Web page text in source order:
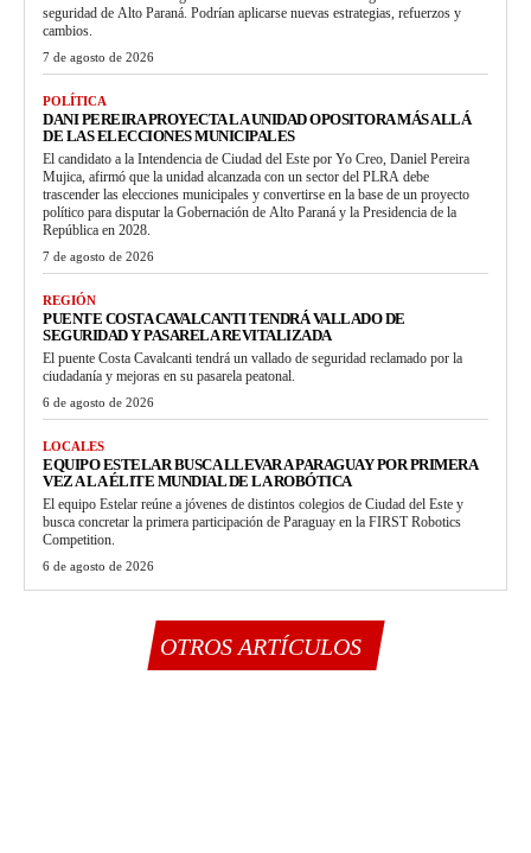
seguridad de Alto Paraná. Podrían aplicarse nuevas estrategias, refuerzos y
cambios.
7 de agosto de 2026
POLÍTICA
DANI PEREIRA PROYECTA LA UNIDAD OPOSITORA MÁS ALLÁ
DE LAS ELECCIONES MUNICIPALES
El candidato a la Intendencia de Ciudad del Este por Yo Creo, Daniel Pereira
Mujica, afirmó que la unidad alcanzada con un sector del PLRA debe
trascender las elecciones municipales y convertirse en la base de un proyecto
político para disputar la Gobernación de Alto Paraná y la Presidencia de la
República en 2028.
7 de agosto de 2026
REGIÓN
PUENTE COSTA CAVALCANTI TENDRÁ VALLADO DE
SEGURIDAD Y PASARELA REVITALIZADA
El puente Costa Cavalcanti tendrá un vallado de seguridad reclamado por la
ciudadanía y mejoras en su pasarela peatonal.
6 de agosto de 2026
LOCALES
EQUIPO ESTELAR BUSCA LLEVAR A PARAGUAY POR PRIMERA
VEZ A LA ÉLITE MUNDIAL DE LA ROBÓTICA
El equipo Estelar reúne a jóvenes de distintos colegios de Ciudad del Este y
busca concretar la primera participación de Paraguay en la FIRST Robotics
Competition.
6 de agosto de 2026
OTROS ARTÍCULOS